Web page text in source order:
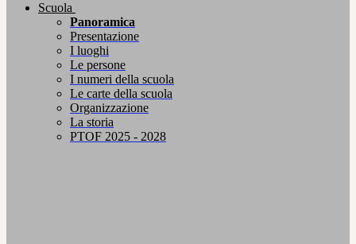
Scuola
Panoramica
Presentazione
I luoghi
Le persone
I numeri della scuola
Le carte della scuola
Organizzazione
La storia
PTOF 2025 - 2028